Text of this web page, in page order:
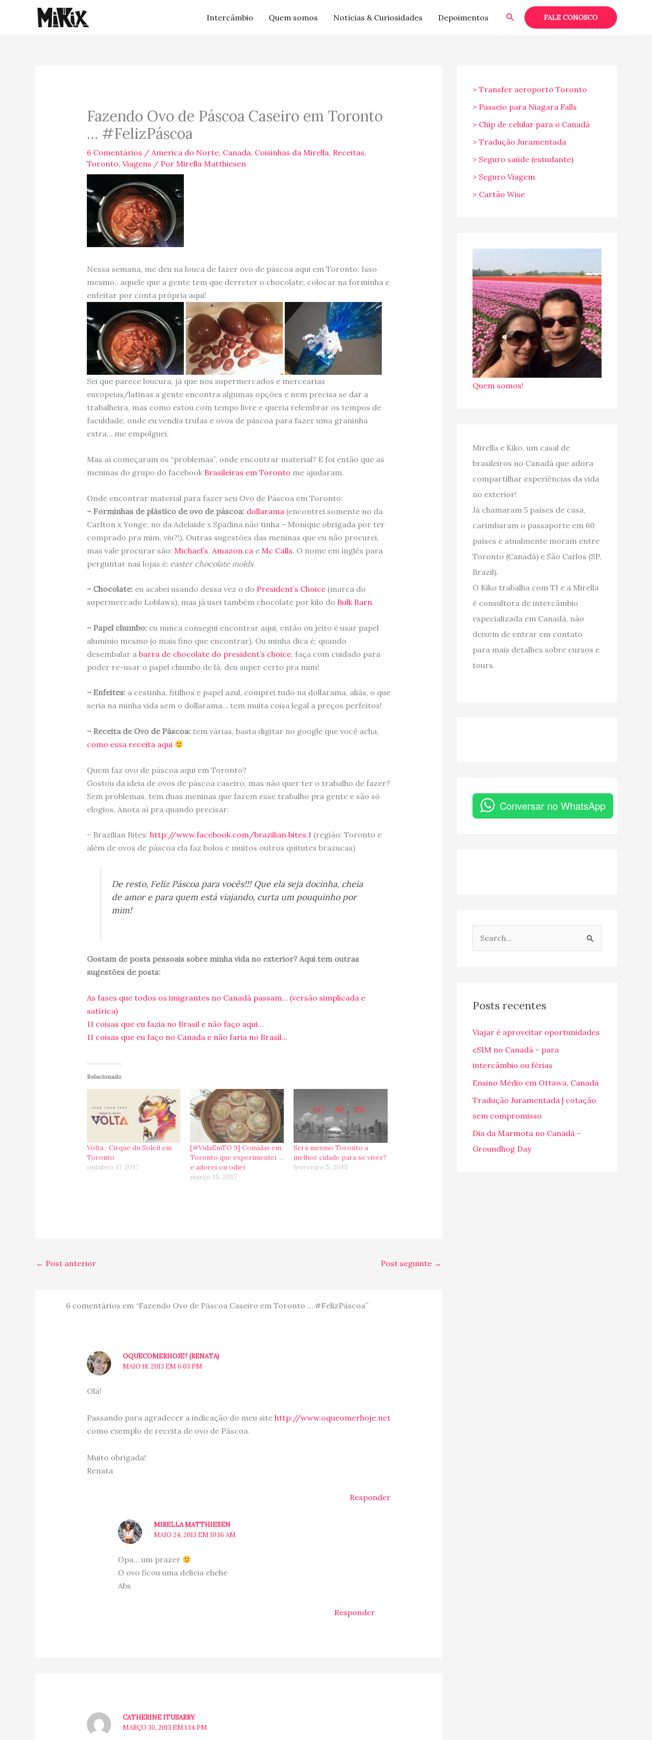
Intercâmbio Quem somos Notícias & Curiosidades Depoimentos PesquisarFALE CONOSCO
Fazendo Ovo de Páscoa Caseiro em Toronto
… #FelizPáscoa
6 Comentários / America do Norte, Canada, Coisinhas da Mirella, Receitas,
Toronto, Viagens / Por Mirella Matthiesen
Nessa semana, me deu na louca de fazer ovo de páscoa aqui em Toronto. Isso
mesmo.. aquele que a gente tem que derreter o chocolate, colocar na forminha e
enfeitar por conta própria aqui!
Sei que parece loucura, já que nos supermercados e mercearias
europeias/latinas a gente encontra algumas opções e nem precisa se dar a
trabalheira, mas como estou com tempo livre e queria relembrar os tempos de
faculdade, onde eu vendia trufas e ovos de páscoa para fazer uma graninha
extra… me empolguei.
Mas aí começaram os “problemas”, onde encontrar material? E foi então que as
meninas do grupo do facebook Brasileiras em Toronto me ajudaram.
Onde encontrar material para fazer seu Ovo de Páscoa em Toronto:
– Forminhas de plástico de ovo de páscoa: dollarama (encontrei somente no da
Carlton x Yonge, no da Adelaide x Spadina não tinha – Monique obrigada por ter
comprado pra mim, viu?!). Outras sugestões das meninas que eu não procurei,
mas vale procurar são: Michael’s, Amazon.ca e Mc Calls. O nome em inglês para
perguntar nas lojas é: easter chocolate molds
– Chocolate:eu acabei usando dessa vez o do President’s Choice(marca do
supermercado Loblaws), mas já usei também chocolate por kilo do Bulk Barn.
– Papel chumbo: eu nunca consegui encontrar aqui, então ou jeito é usar papel
aluminio mesmo (o mais fino que encontrar). Ou minha dica é; quando
desembalar a barra de chocolate do president’s choice, faça com cuidado para
poder re-usar o papel chumbo de lá, deu super certo pra mim!
– Enfeites:a cestinha, fitilhos e papel azul, comprei tudo na dollarama, aliás, o que
seria na minha vida sem o dollarama… tem muita coisa legal a preços perfeitos!
– Receita de Ovo de Páscoa:tem várias, basta digitar no google que você acha,
como essa receita aqui
Quem faz ovo de páscoa aqui em Toronto?
Gostou da ideia de ovos de páscoa caseiro, mas não quer ter o trabalho de fazer?
Sem problemas, tem duas meninas que fazem esse trabalho pra gente e são só
elogios. Anota aí pra quando precisar:
– Brazilian Bites: http://www.facebook.com/brazilian.bites.1 (região: Toronto e
além de ovos de páscoa ela faz bolos e muitos outros quitutes brazucas)
De resto, Feliz Páscoa para vocês!!! Que ela seja docinha, cheia
de amor e para quem está viajando, curta um pouquinho por
mim!
Gostam de posts pessoais sobre minha vida no exterior? Aqui tem outras
sugestões de posts:
As fases que todos os imigrantes no Canadá passam… (versão simplicada e
satírica)
11 coisas que eu fazia no Brasil e não faço aqui…
11 coisas que eu faço no Canada e não faria no Brasil…
Relacionado
Volta : Cirque du Soleil em
Toronto
outubro 17, 2017
[#VidaEmTO 9] Comidas em
Toronto que experimentei …
e adorei ou odiei
março 15, 2017
Será mesmo Toronto a
melhor cidade para se viver?
fevereiro 5, 2015
← Post anterior Post seguinte →
6 comentários em “Fazendo Ovo de Páscoa Caseiro em Toronto … #FelizPáscoa”
OQUECOMERHOJE? (RENATA)
MAIO 18, 2013 EM 6:03 PM
Olá!
Passando para agradecer a indicação do meu site http://www.oqueomerhoje.net
como exemplo de receita de ovo de Páscoa.
Muito obrigada!
Renata
Responder
MIRELLA MATTHIESEN
MAIO 24, 2013 EM 10:16 AM
Opa… um prazer
O ovo ficou uma delicia ehehe
Abs
Responder
CATHERINE ITUSARRY
MARÇO 30, 2013 EM 1:14 PM
> Transfer aeroporto Toronto
> Passeio para Niagara Falls
> Chip de celular para o Canadá
> Tradução Juramentada
> Seguro saúde (estudante)
> Seguro Viagem
> Cartão Wise
Quem somos!
Mirella e Kiko, um casal de
brasileiros no Canadá que adora
compartilhar experiências da vida
no exterior!
Já chamaram 5 países de casa,
carimbaram o passaporte em 60
países e atualmente moram entre
Toronto (Canadá) e São Carlos (SP,
Brazil).
O Kiko trabalha com TI e a Mirella
é consultora de intercâmbio
especializada em Canadá, não
deixem de entrar em contato
para mais detalhes sobre cursos e
tours.
Conversar no WhatsApp
u
s
a
r
p
o
Posts recentes
Viajar é aproveitar oportunidades
eSIM no Canadá – para
intercâmbio ou férias
Ensino Médio em Ottawa, Canadá
Tradução Juramentada | cotação
sem compromisso
Dia da Marmota no Canadá -
Groundhog Day